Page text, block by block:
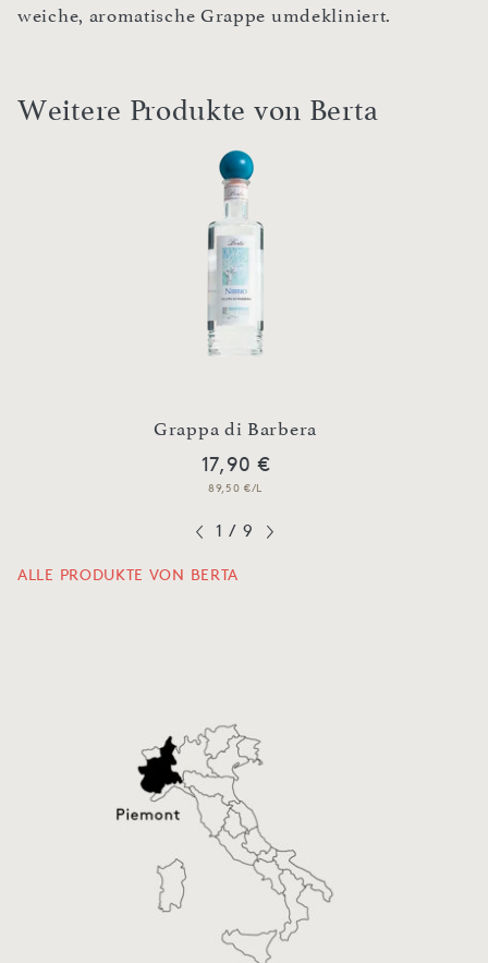
weiche, aromatische Grappe umdekliniert.
Weitere Produkte von Berta
Grappa di Barbera
17,90 €
89,50 €/L
1 / 9
ALLE PRODUKTE VON BERTA